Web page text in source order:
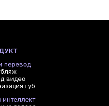
перевод
видео
губ
интеллект